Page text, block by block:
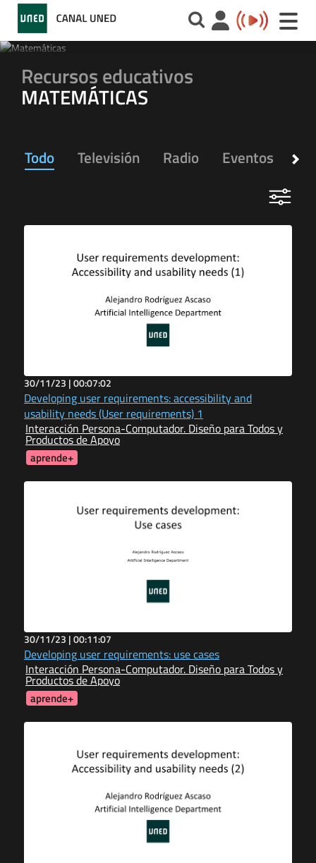
Toggle
Recursos educativos
MATEMÁTICAS
Todo Televisión Radio Eventos
30/11/23 |00:07:02
Developing user requirements: accessibility and
usability needs (User requirements) 1
Interacción Persona-Computador. Diseño para Todos y
Productos de Apoyo
aprende+
30/11/23 |00:11:07
Developing user requirements: use cases
Interacción Persona-Computador. Diseño para Todos y
Productos de Apoyo
aprende+